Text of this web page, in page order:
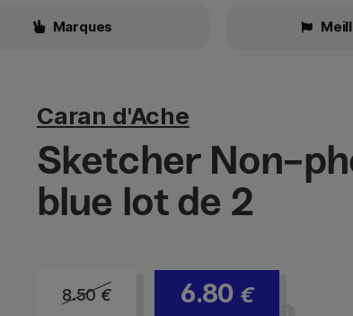
Marques
Caran d'Ache
Sketcher Non-
blue lot de 2
8.50€ 6.80 €